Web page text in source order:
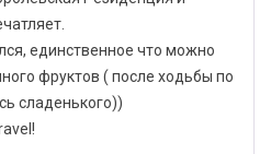
единственное что можно
фруктов ( после ходьбы по
сладенького))